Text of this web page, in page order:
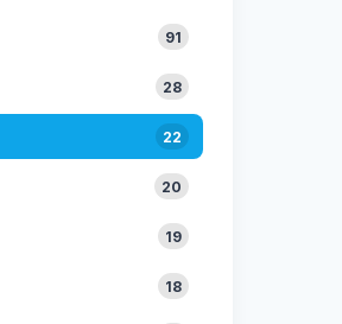
91
28
22
20
19
18